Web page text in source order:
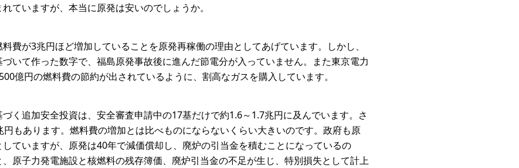
ていますが、本当に原発は安いのでしょうか。
費が3兆円ほど増加していることを原発再稼働の理由としてあげています。しかし、
いて作った数字で、福島原発事故後に進んだ節電分が入っていません。また東京電力
億円の燃料費の節約が出されているように、割高なガスを購入しています。
く追加安全投資は、安全審査申請中の17基だけで約1.6～1.7兆円に及んでいます。さ
もあります。燃料費の増加とは比べものにならないくらい大きいのです。政府も原
ていますが、原発は40年で減価償却し、廃炉の引当金を積むことになっているの
原子力発電施設と核燃料の残存簿価、廃炉引当金の不足が生じ、特別損失として計上